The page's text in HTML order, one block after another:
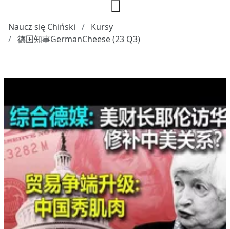
Naucz się Chiński
Kursy
德国知事GermanCheese (23 Q3)